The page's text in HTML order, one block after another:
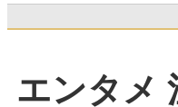
エンタメ